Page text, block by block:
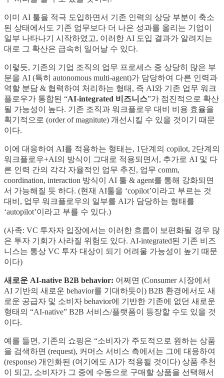
이미 AI 툴을 적극 도입하면서 기존 인력의 상당 부분이 축소
된 상태에서도 기존 업무보다 더 나은 성과를 올리는 기업이
일부 나타나기 시작하였고, 이러한 AI 도입 결과가 알려지는
대로 그 확산은 급속히 일어날 수 있다.
이렇듯, 기존의 기업 조직의 업무 프로세스 중 상당히 많은 부
분을 AI (특히 autonomous multi-agent)가 담당하여 다른 인력과
역할 분담 & 협력하여 처리하는 형태, 즉 AI와 기존 업무 워크
플로우가 통합된 “AI-integrated 비즈니스”가 점진적으로 확산
될 가능성이 높다. 기존 조직과 워크플로우 대비 비용 효율을
획기적으로 (order of magnitute) 개선시킬 수 있을 것이기 때문
이다.
이에 대응하여 AI를 적용하는 형태는, 1단계의 copilot, 2단계의
워크플로우+AI의 방식이 그대로 적용되면서, 추가로 AI 및 다
른 인력 간의 각각 자율적인 업무 추진, 업무 comm,
coordination, interaction 방식이 AI 툴 & agent를 통해 강화되면
서 가능해질 듯 하다. (현재 AI툴을 ‘copilot’이라고 부르는 것
대비, 업무 워크플로우의 일부를 AI가 담당하는 형태를
‘autopilot’이라고 부를 수 있다.)
(사족: VC 투자자 입장에서는 이러한 흐름이 보편화될 경우 많
은 투자 기회가 사라질 위험도 있다. AI-integrated된 기존 비즈
니스는 통상 VC 투자 대상이 되기 어려울 가능성이 높기 때문
이다)
새로운 AI-native B2B behavior: 어쩌면 (Consumer 시장에서
AI 기반의 새로운 behavior를 기대하듯이) B2B 환경에서도 새
로운 공급자 및 소비자 behavior에 기반한 기존에 없던 새로운
형태의 “AI-native” B2B 서비스/플랫폼이 등장할 수도 있을 것
이다.
예를 들면, 기존의 쇼핑은 “소비자가 주도적으로 원하는 상품
을 검색하면 (request), 커머스 서비스 측에서는 그에 대응하여
(response) 개인화된 (여기에도 AI가 적용될 것이다) 상품 추천
이 되고, 소비자가 그 중에 수동으로 구매할 상품을 선택해서